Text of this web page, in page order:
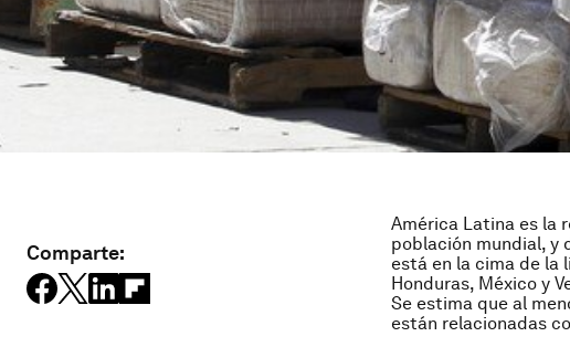
Comparte:
América Latina es la
población mundial, y
está en la cima de la
Honduras, México y
Se estima que al
están relacionadas